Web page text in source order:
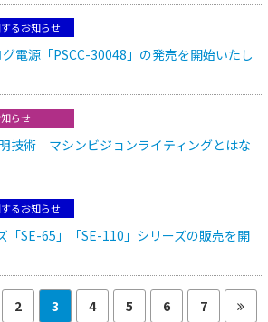
るお知らせ
電源「PSCC-30048」の発売を開始いたし
らせ
技術 マシンビジョンライティングとはな
るお知らせ
「SE-65」「SE-110」シリーズの販売を開
2 3 4 5 6 7